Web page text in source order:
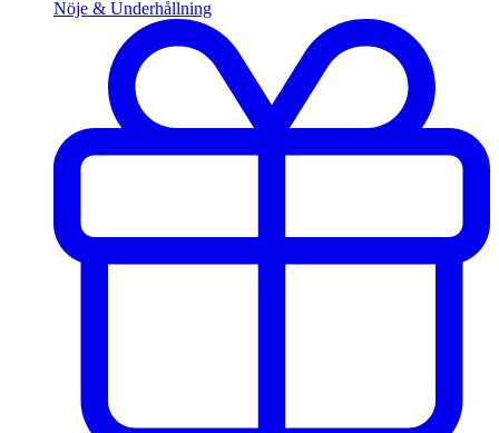
Nöje & Underhållning